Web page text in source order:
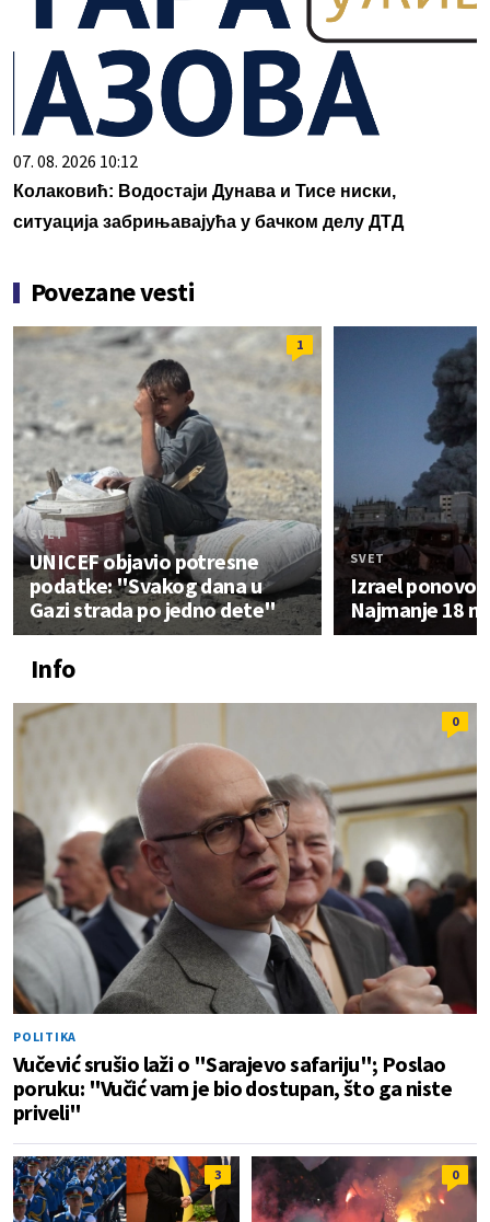
07. 08. 2026 10:12
Колаковић: Водостаји Дунава и Тисе ниски,
ситуација забрињавајућа у бачком делу ДТД
Povezane vesti
1
SVET
UNICEF objavio potresne
podatke: "Svakog dana u
Gazi strada po jedno dete"
SVET
Izrael ponovo
Najmanje 18
Info
0
POLITIKA
Vučević srušio laži o "Sarajevo safariju"; Poslao
poruku: "Vučić vam je bio dostupan, što ga niste
priveli"
3 0